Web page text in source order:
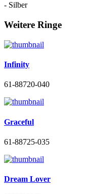
- Silber
Weitere Ringe
Infinity
61-88720-040
Graceful
61-88725-035
Dream Lover